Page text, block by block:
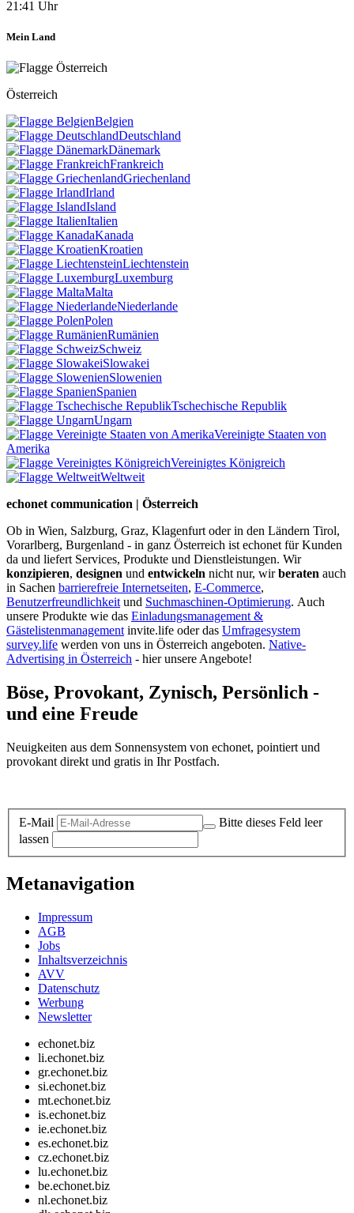
21:41 Uhr
Mein Land
Österreich
Belgien
Deutschland
Dänemark
Frankreich
Griechenland
Irland
Island
Italien
Kanada
Kroatien
Liechtenstein
Luxemburg
Malta
Niederlande
Polen
Rumänien
Schweiz
Slowakei
Slowenien
Spanien
Tschechische Republik
Ungarn
Vereinigte Staaten von
Amerika
Vereinigtes Königreich
Weltweit
echonet communication | Österreich
Ob in Wien, Salzburg, Graz, Klagenfurt oder in den Ländern Tirol,
Vorarlberg, Burgenland - in ganz Österreich ist echonet für Kunden
da und liefert Services, Produkte und Dienstleistungen. Wir
konzipieren, designen und entwickeln nicht nur, wirberaten auch
in Sachen barrierefreie Internetseiten, E-Commerce,
Benutzerfreundlichkeit und Suchmaschinen-Optimierung. Auch
unsere Produkte wie das Einladungsmanagement &
Gästelistenmanagement invite.life oder das Umfragesystem
survey.life werden von uns in Österreich angeboten. Native-
Advertising in Österreich - hier unsere Angebote!
Böse, Provokant, Zynisch, Persönlich -
und eine Freude
Neuigkeiten aus dem Sonnensystem von echonet, pointiert und
provokant direkt und gratis in Ihr Postfach.
E-Mail
Bitte dieses Feld leer
lassen
Metanavigation
Impressum
AGB
Jobs
Inhaltsverzeichnis
AVV
Datenschutz
Werbung
Newsletter
echonet.biz
li.echonet.biz
gr.echonet.biz
si.echonet.biz
mt.echonet.biz
is.echonet.biz
ie.echonet.biz
es.echonet.biz
cz.echonet.biz
lu.echonet.biz
be.echonet.biz
nl.echonet.biz